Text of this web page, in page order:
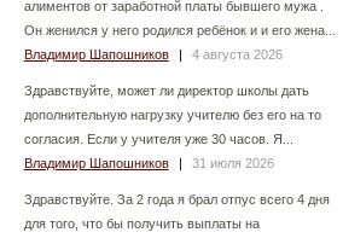
алиментов от заработной платы бывшего мужа .
Он женился у него родился ребёнок и и его жена...
Владимир Шапошников
| 4 августа 2026
Здравствуйте, может ли директор школы дать
дополнительную нагрузку учителю без его на то
согласия. Если у учителя уже 30 часов. Я...
Владимир Шапошников
| 31 июля 2026
Здравствуйте. За 2 года я брал отпус всего 4 дня
для того, что бы получить выплаты на